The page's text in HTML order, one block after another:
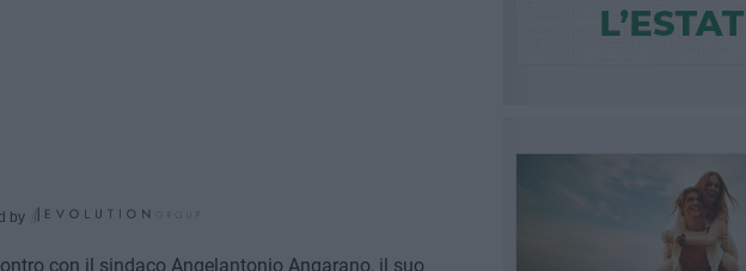
by
con il sindaco Angelantonio Angarano, il suo